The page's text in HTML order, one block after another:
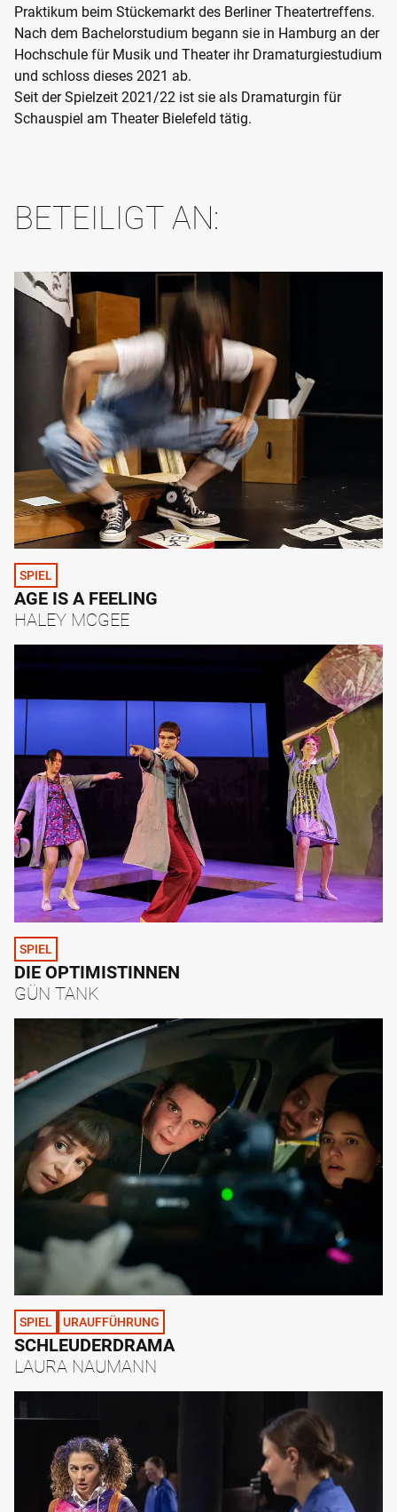
Praktikum beim Stückemarkt des Berliner Theatertreffens.
Nach dem Bachelorstudium begann sie in Hamburg an der
Hochschule für Musik und Theater ihr Dramaturgiestudium
und schloss dieses 2021 ab.
Seit der Spielzeit 2021/22 ist sie als Dramaturgin für
Schauspiel am Theater Bielefeld tätig.
BETEILIGT AN:
SPIEL
AGE IS A FEELING
HALEY MCGEE
SPIEL
DIE OPTIMISTINNEN
GÜN TANK
SPIEL URAUFFÜHRUNG
SCHLEUDERDRAMA
LAURA NAUMANN